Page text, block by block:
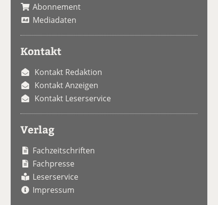
Abonnement
Mediadaten
Kontakt
Kontakt Redaktion
Kontakt Anzeigen
Kontakt Leserservice
Verlag
Fachzeitschriften
Fachpresse
Leserservice
Impressum